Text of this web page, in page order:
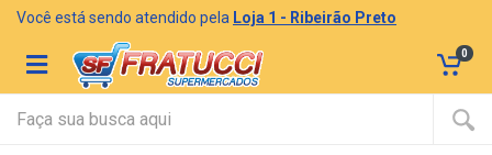
Você está sendo atendido pela Loja 1 - Ribeirão Preto
0